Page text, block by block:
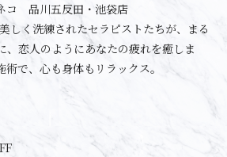
品川五反田・池袋店
しく洗練されたセラピストたちが、まる
、恋人のようにあなたの疲れを癒しま
で、心も身体もリラックス。